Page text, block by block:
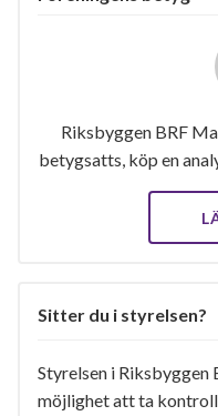
Riksbyggen BRF
betygsatts, köp en
Sitter du i styrelsen?
Styrelsen i Riksbyggen
möjlighet att ta